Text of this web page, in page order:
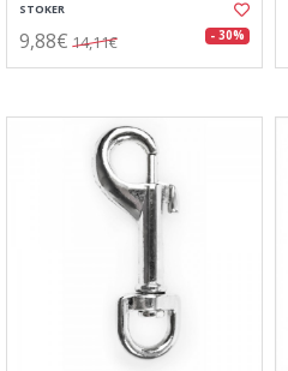
STOKER
9,88€ 14,11€ - 30%